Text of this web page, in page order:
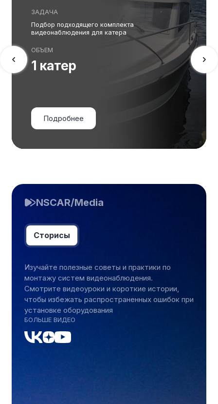
ЗАДАЧА
Подбор подходящего комплекта
видеонаблюдения для катера
ОБЪЕМ
1 катер
Подробнее
NSCAR/Media
Сторисы
Изучайте полезные советы и практики по
монтажу систем видеонаблюдения.
Смотрите видеоуроки и короткие истории,
чтобы избежать распространенных ошибок при
установке оборудования
БОЛЬШЕ ВИДЕО